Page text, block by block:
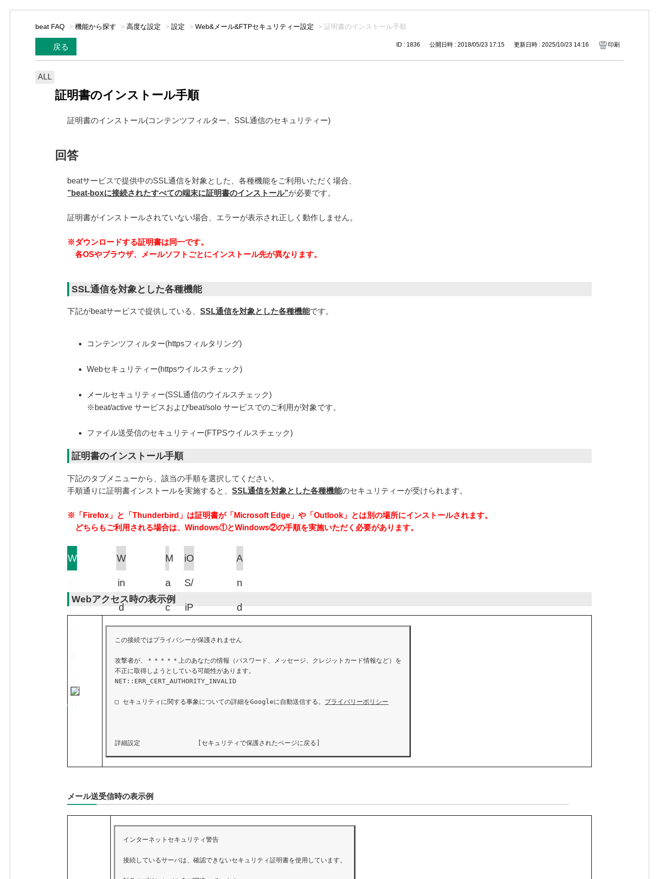
beat FAQ > 機能から探す > 高度な設定 > 設定 > Web&メール&FTPセキュリティー設定 > 証明書のインストール手順
戻る ID : 1836 公開日時 : 2018/05/23 17:15 更新日時 : 2025/10/23 14:16 印刷
ALL
証明書のインストール手順
証明書のインストール(コンテンツフィルター、SSL通信のセキュリティー)
回答
beatサービスで提供中のSSL通信を対象とした、各種機能をご利用いただく場合、
”beat-boxに接続されたすべての端末に証明書のインストール”が必要です。
証明書がインストールされていない場合、エラーが表示され正しく動作しません。
※ダウンロードする証明書は同一です。
各OSやブラウザ、メールソフトごとにインストール先が異なります。
SSL通信を対象とした各種機能
下記がbeatサービスで提供している、 SSL通信を対象とした各種機能です。
コンテンツフィルター(httpsフィルタリング)
Webセキュリティー(httpsウイルスチェック)
メールセキュリティー(SSL通信のウイルスチェック)
※beat/active サービスおよびbeat/solo サービスでのご利用が対象です。
ファイル送受信のセキュリティー(FTPSウイルスチェック)
証明書のインストール手順
下記のタブメニューから、該当の手順を選択してください。
手順通りに証明書インストールを実施すると、 SSL通信を対象とした各種機能のセキュリティーが受けられます。
※「Firefox」と「Thunderbird」は証明書が「Microsoft Edge」や「Outlook」とは別の場所にインストールされます。
どちらもご利用される場合は、Windows①とWindows②の手順を実施いただく必要があります。
W
①
W
in
d
w
s
②
M
a
c
iO
S/
iP
d
O
S
A
n
d
o
d
Webアクセス時の表示例
この接続ではプライバシーが保護されません
攻撃者が、＊＊＊＊＊上のあなたの情報（パスワード、メッセージ、クレジットカード情報など）を
不正に取得しようとしている可能性があります。
NET::ERR_CERT_AUTHORITY_INVALID
□ セキュリティに関する事象についての詳細をGoogleに自動送信する。 プライバリーポリシー
詳細設定　　　　　　　　　[セキュリティで保護されたページに戻る]
メール送受信時の表示例
インターネットセキュリティ警告
接続しているサーバは、確認できないセキュリティ証明書を使用しています。